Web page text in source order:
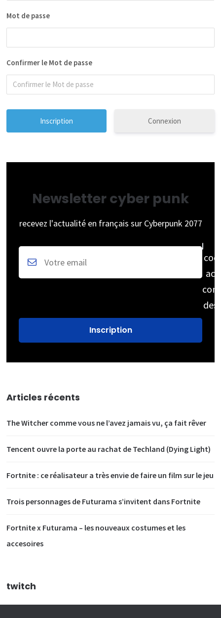
Mot de passe
Confirmer le Mot de passe
Connexion
Newsletter cyber punk
recevez l'actualité en français sur Cyberpunk 2077
des
Articles récents
The Witcher comme vous ne l’avez jamais vu, ça fait rêver
Tencent ouvre la porte au rachat de Techland (Dying Light)
Fortnite : ce réalisateur a très envie de faire un film sur le jeu
Trois personnages de Futurama s’invitent dans Fortnite
Fortnite x Futurama – les nouveaux costumes et les
accesoires
twitch